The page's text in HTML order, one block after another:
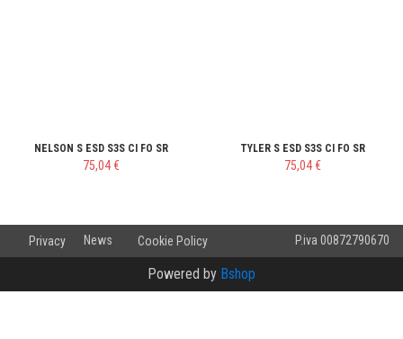
NELSON S ESD S3S CI FO SR
75,04 €
TYLER S ESD S3S CI FO SR
75,04 €
v.2.0.10.8
Privacy News Cookie Policy P.iva 00872790670
Powered by Bshop